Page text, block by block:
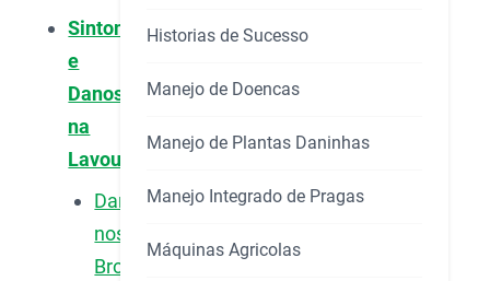
Sintomas
e
Danos
na
Lavoura
Danos
nos
Brotos
Historias de Sucesso
Manejo de Doencas
Manejo de Plantas Daninhas
Manejo Integrado de Pragas
Máquinas Agricolas